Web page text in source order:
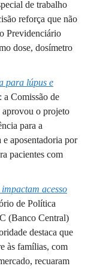
de trabalho
reforça que não
Previdenciário
dose, dosímetro
para lúpus e
: a Comissão de
aprovou o projeto
para a
aposentadoria por
pacientes com
acesso
de Política
(Banco Central)
destaca que
às famílias, com
recuaram